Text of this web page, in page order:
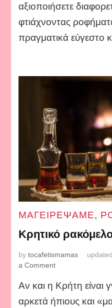
αξιοποιήσετε
φτιάχνοντας
πραγματικά εύγεστο
ΜΑΓΕΙΡΕΨΑΜΕ,
Κρητικό
bytocafetismamas
a Commenton
ρακόμελο.
Αν και η Κρήτη είναι
αρκετά ήπιους και